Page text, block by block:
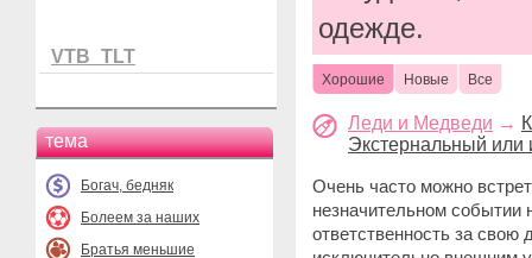
VTB_TLT
тема
Богач, бедняк
Болеем за наших
Братья меньшие
одежде.
Хорошие Новые Все
Леди и Медведи →
Экстернальный или
Очень часто можно
незначительном событии
ответственность за свою